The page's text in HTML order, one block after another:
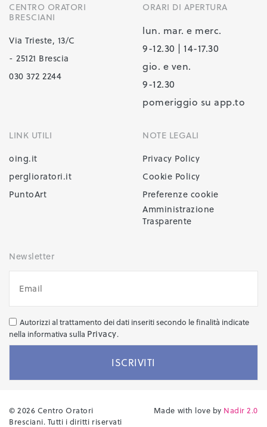
CENTRO ORATORI
BRESCIANI
Via Trieste, 13/C
- 25121 Brescia
030 372 2244
ORARI DI APERTURA
lun. mar. e merc.
9-12.30 | 14-17.30
gio. e ven.
9-12.30
pomeriggio su app.to
LINK UTILI
oing.it
perglioratori.it
PuntoArt
NOTE LEGALI
Privacy Policy
Cookie Policy
Preferenze cookie
Amministrazione
Trasparente
Newsletter
Autorizzi al trattamento dei dati inseriti secondo le finalità indicate
nella informativa sulla Privacy.
© 2026 Centro Oratori
Bresciani. Tutti i diritti riservati
Made with love by Nadir 2.0